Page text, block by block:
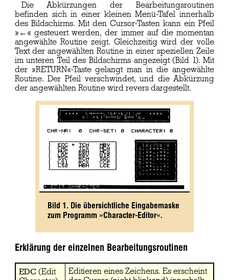
Die Abkürzungen der Bearbeitungsroutinen
befinden sich in einer kleinen Menü-Tafel innerhalb
des Bildschirms. Mit den Cursor-Tasten kann ein Pfeil
»←« gesteuert werden, der immer auf die momentan
angewählte Routine zeigt. Gleichzeitig wird der volle
Text der angewählten Routine in einer speziellen Zeile
im unteren Teil des Bildschirms angezeigt (Bild 1). Mit
der »RETURN«-Taste gelangt man in die angewählte
Routine. Der Pfeil verschwindet, und die Abkürzung
der angewählten Routine wird revers dargestellt.
Bild 1. Die übersichtliche Eingabemaske
zum Programm »Character-Editor«.
Erklärung der einzelnen Bearbeitungsroutinen
EDC (Edit
Editieren eines Zeichens. Es erscheint